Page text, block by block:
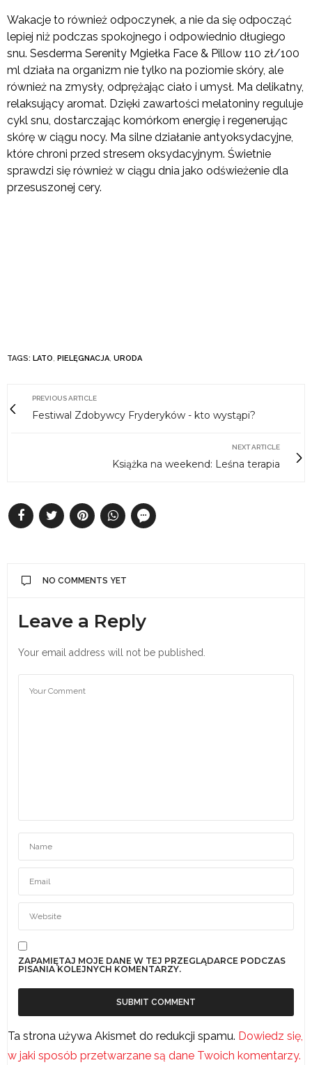
Wakacje to również odpoczynek, a nie da się odpocząć
lepiej niż podczas spokojnego i odpowiednio długiego
snu. Sesderma Serenity Mgiełka Face & Pillow 110 zł/100
ml działa na organizm nie tylko na poziomie skóry, ale
również na zmysły, odprężając ciało i umysł. Ma delikatny,
relaksujący aromat. Dzięki zawartości melatoniny reguluje
cykl snu, dostarczając komórkom energię i regenerując
skórę w ciągu nocy. Ma silne działanie antyoksydacyjne,
które chroni przed stresem oksydacyjnym. Świetnie
sprawdzi się również w ciągu dnia jako odświeżenie dla
przesuszonej cery.
TAGS: LATO, PIELĘGNACJA, URODA
PREVIOUS ARTICLE
Festiwal Zdobywcy Fryderyków - kto wystąpi?
NEXT ARTICLE
Książka na weekend: Leśna terapia
NO COMMENTS YET
Leave a Reply
Your email address will not be published.
ZAPAMIĘTAJ MOJE DANE W TEJ PRZEGLĄDARCE PODCZAS
PISANIA KOLEJNYCH KOMENTARZY.
Ta strona używa Akismet do redukcji spamu. Dowiedz się,
w jaki sposób przetwarzane są dane Twoich komentarzy.